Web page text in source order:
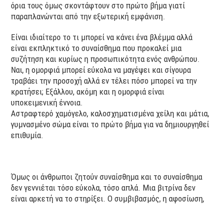
όρια τους όμως σκοντάφτουν στο πρώτο βήμα γιατί
παραπλανώνται από την εξωτερική εμφάνιση.
Είναι ιδιαίτερο το τι μπορεί να κάνει ένα βλέμμα αλλά
είναι εκπληκτικό το συναίσθημα που προκαλεί μια
συζήτηση και κυρίως η προσωπικότητα ενός ανθρώπου.
Ναι, η ομορφιά μπορεί εύκολα να μαγέψει και σίγουρα
τραβάει την προσοχή αλλά εν τέλει πόσο μπορεί να την
κρατήσει; Εξάλλου, ακόμη και η ομορφιά είναι
υποκειμενική έννοια.
Αστραφτερό χαμόγελο, καλοσχηματισμένα χείλη και μάτια,
γυμνασμένο σώμα είναι το πρώτο βήμα για να δημιουργηθεί
επιθυμία.
Όμως οι άνθρωποι ζητούν συναίσθημα και το συναίσθημα
δεν γεννιέται τόσο εύκολα, τόσο απλά. Μια βιτρίνα δεν
είναι αρκετή να το στηρίξει. Ο συμβιβασμός, η αφοσίωση,